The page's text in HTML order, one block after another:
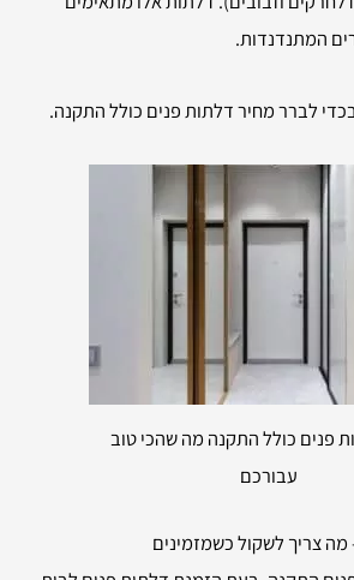
המתנדנדות.
לברר מחיר דלתות פנים כולל התקנה.
פנים כולל התקנה מה שהכי טוב
עבורכם
צריך לשקול כשמזמינים